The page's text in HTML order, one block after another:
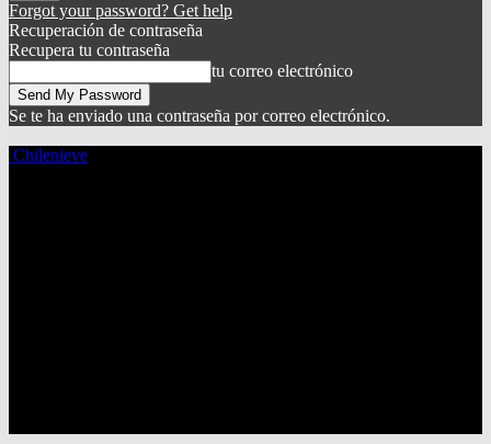
Forgot your password? Get help
Recuperación de contraseña
Recupera tu contraseña
tu correo electrónico
Se te ha enviado una contraseña por correo electrónico.
Chilenieve